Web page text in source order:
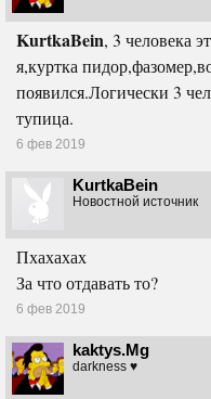
KurtkaBein, 3 человека
я,куртка
появился.Логически 3
тупица.
6 фев 2019
KurtkaBein
Новостной источник
Пхахахах
За что отдавать то?
6 фев 2019
kaktys.Mg
darkness ♥